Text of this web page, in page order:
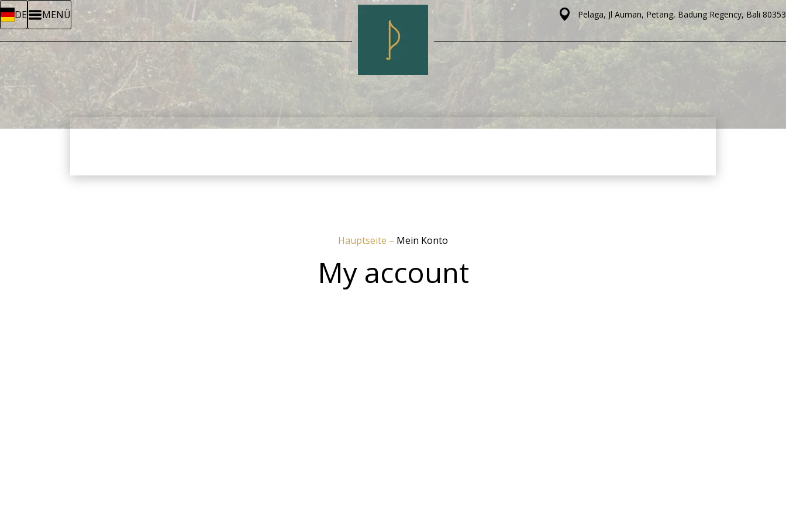
DE MENÜ Pelaga, Jl Auman, Petang, Badung Regency, Bali 80353
Hauptseite – Mein Konto
My account